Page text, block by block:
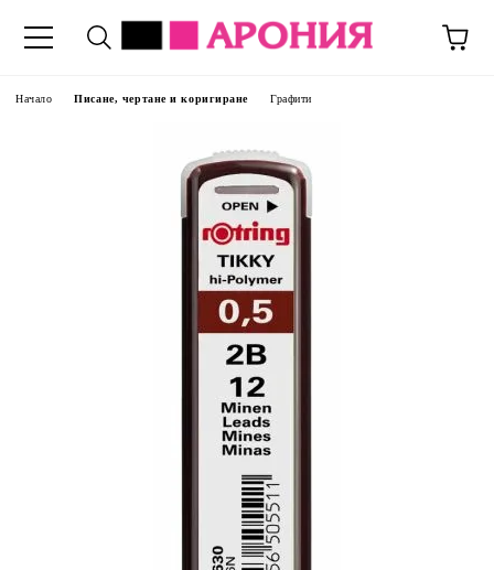
Начало Писане, чертане и коригиране Графити